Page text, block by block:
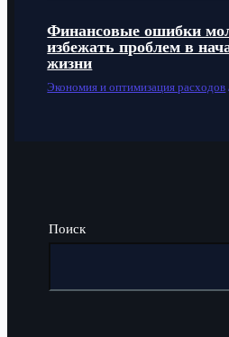
Финансовые ошибки
избежать проблем в
жизни
Экономия и оптимизация расходов
Поиск